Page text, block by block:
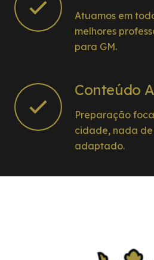
Atuamos em
melhores
para GM.
Conteúdo
Preparação
cidade, nada
adaptado.